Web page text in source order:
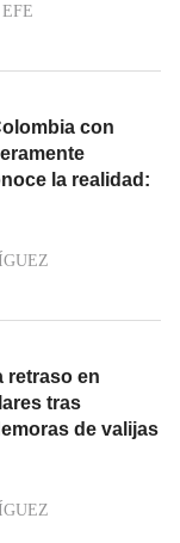
EFE
con
la realidad:
retraso en
tras
de valijas